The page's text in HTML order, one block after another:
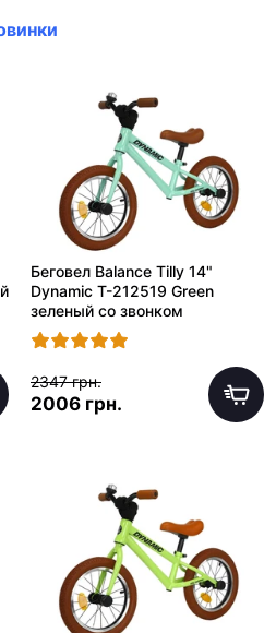
Беговел Balance Tilly 14"
Dynamic T-212519 Green
зеленый со звонком
2347 грн.
2006 грн.